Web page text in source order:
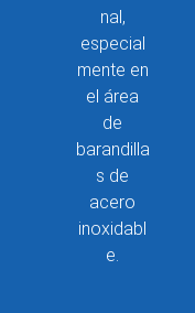
nal,
especial
mente en
el área
de
barandilla
s de
acero
inoxidabl
e.